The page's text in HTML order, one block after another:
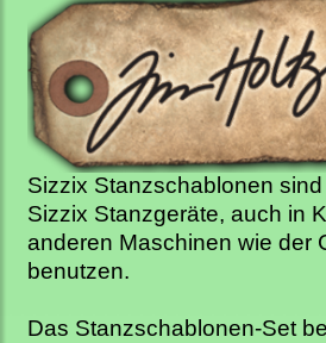
Sizzix Stanzschablonen
Sizzix Stanzgeräte, auch in
anderen Maschinen wie der
benutzen.
Das Stanzschablonen-Set